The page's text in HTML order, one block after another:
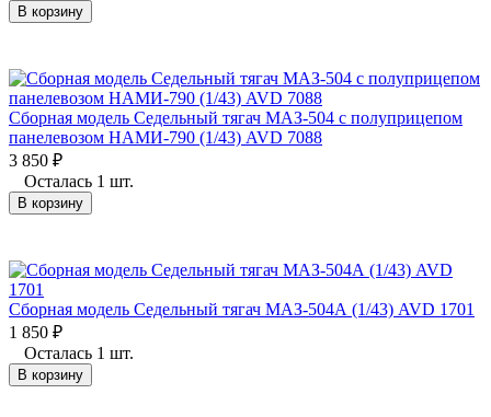
В корзину
Сборная модель Седельный тягач МАЗ-504 с полуприцепом
панелевозом НАМИ-790 (1/43) AVD 7088
3 850 ₽
Осталась 1 шт.
В корзину
Сборная модель Седельный тягач МАЗ-504А (1/43) AVD 1701
1 850 ₽
Осталась 1 шт.
В корзину